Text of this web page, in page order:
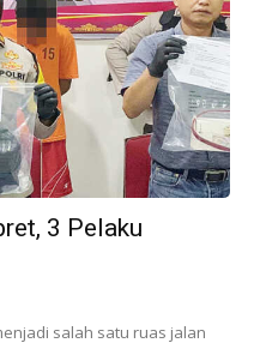
3 Pelaku
salah satu ruas jalan